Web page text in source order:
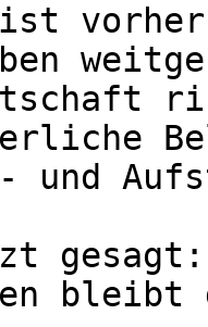
ist
und
bleibt